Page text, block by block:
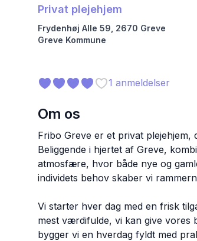
Privat plejehjem
Frydenhøj Alle 59 2670 Greve
Greve Kommune
1 anmeldelser
Om os
Fribo Greve er et privat
Beliggende i hjertet af Greve,
atmosfære, hvor både nye og
individets behov skaber vi
Vi starter hver dag med en frisk
mest værdifulde, vi kan give
bygger vi en hverdag fyldt med